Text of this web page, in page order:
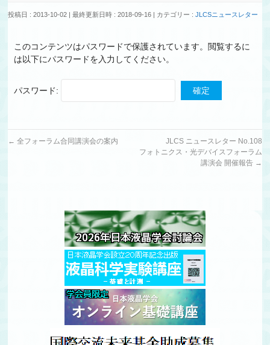
投稿日 : 2013-10-02 最終更新日時 : 2018-09-16 カテゴリー :JLCSニュースレター
このコンテンツはパスワードで保護されています。閲覧するに
は以下にパスワードを入力してください。
パスワード:
← 全フォーラム合同講演会の案内
JLCS ニュースレター No.108
フォトニクス・光デバイスフォーラム
講演会 開催報告 →